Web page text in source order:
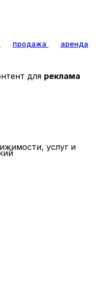
продажа
аренда
для реклама
услуг и